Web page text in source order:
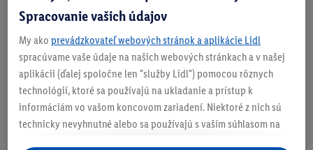
Na stiahnutie
Spracovanie vašich údajov
My ako prevádzkovateľ webových stránok a aplikácie Lidl
spracúvame vaše údaje na našich webových stránkach a v našej
aplikácii (ďalej spoločne len "služby Lidl") pomocou rôznych
technológií, ktoré sa používajú na ukladanie a prístup k
informáciám vo vašom koncovom zariadení. Niektoré z nich sú
technicky nevyhnutné alebo sa používajú s vaším súhlasom na